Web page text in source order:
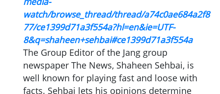
watch/browse_thread/thread/a74c0ae684a2f8
77/ce1399d71a3f554a?hl=en&ie=UTF-
8&q=shaheen+sehbai#ce1399d71a3f554a
The Group Editor of the Jang group
newspaper The News, Shaheen Sehbai, is
well known for playing fast and loose with
facts. Sehbai lets his opinions determine